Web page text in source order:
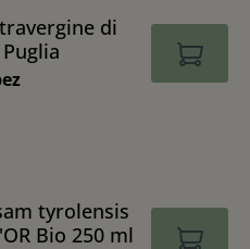
di
tyrolensis
Bio 250 ml